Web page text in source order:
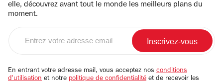
elle, découvrez avant tout le monde les meilleurs plans du
moment.
email
En entrant votre adresse mail, vous acceptez nos conditions
d'utilisation et notre politique de confidentialité et de recevoir les